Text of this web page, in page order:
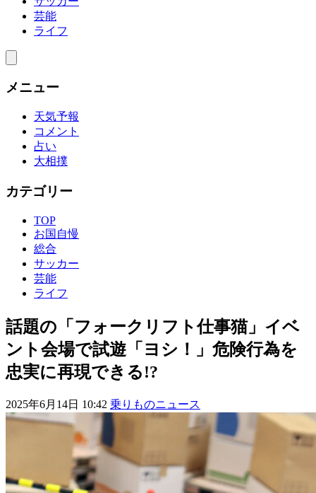
芸能
ライフ
メニュー
天気予報
コメント
占い
大相撲
カテゴリー
TOP
お国自慢
総合
サッカー
芸能
ライフ
話題の「フォークリフト仕事猫」イベ
ント会場で試遊「ヨシ！」危険行為を
忠実に再現できる!?
2025年6月14日 10:42 乗りものニュース